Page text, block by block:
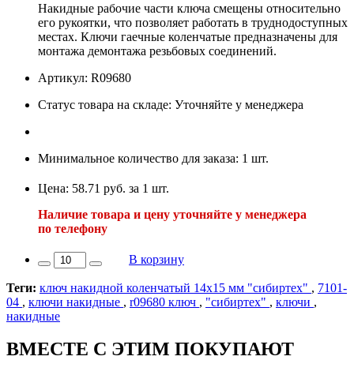
Накидные рабочие части ключа смещены относительно
его рукоятки, что позволяет работать в труднодоступных
местах. Ключи гаечные коленчатые предназначены для
монтажа демонтажа резьбовых соединений.
Артикул: R09680
Статус товара на складе: Уточняйте у менеджера
Минимальное количество для заказа: 1 шт.
Цена: 58.71 руб. за 1 шт.
Наличие товара и цену уточняйте у менеджера
по телефону
В корзину
Теги: ключ накидной коленчатый 14х15 мм "сибиртех" , 7101-
04 , ключи накидные , r09680 ключ , "сибиртех" , ключи ,
накидные
ВМЕСТЕ С ЭТИМ ПОКУПАЮТ